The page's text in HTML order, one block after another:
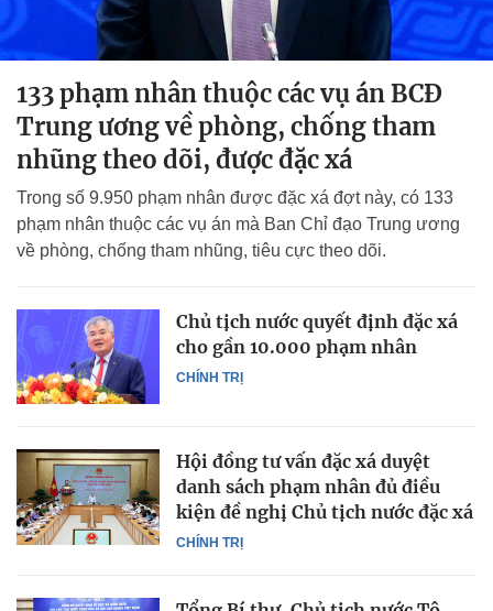
133 phạm nhân thuộc các vụ án BCĐ
Trung ương về phòng, chống tham
nhũng theo dõi, được đặc xá
Trong số 9.950 phạm nhân được đặc xá đợt này, có 133
phạm nhân thuộc các vụ án mà Ban Chỉ đạo Trung ương
về phòng, chống tham nhũng, tiêu cực theo dõi.
CHÍNH TRỊ
Chủ tịch nước quyết định đặc xá
cho gần 10.000 phạm nhân
CHÍNH TRỊ
Hội đồng tư vấn đặc xá duyệt
danh sách phạm nhân đủ điều
kiện đề nghị Chủ tịch nước đặc xá